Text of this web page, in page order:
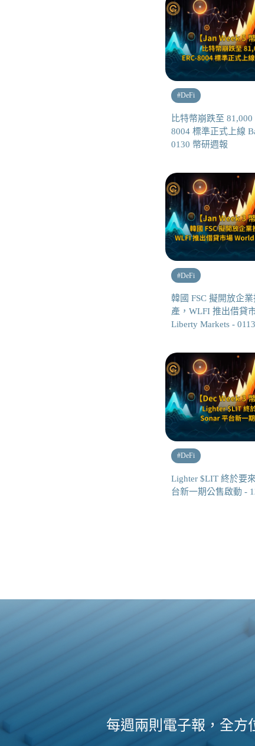
#DeFi
比特幣崩跌至
8004 標準正式上線
0130 幣研週報
#DeFi
韓國 FSC 擬開放企
產，WLFI 推出借貸
Liberty Markets -
#DeFi
Lighter $LIT 終於要
台新一期公售啟動 -
每週兩則電子報，全方